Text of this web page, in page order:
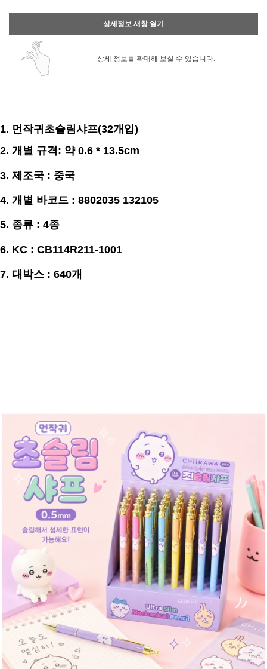
상세정보 새창 열기
상세 정보를 확대해 보실 수 있습니다.
1. 먼작귀초슬림샤프(32개입)
2. 개별 규격: 약 0.6 * 13.5cm
3. 제조국 : 중국
4. 개별 바코드 : 8802035 132105
5. 종류 : 4종
6. KC : CB114R211-1001
7. 대박스 : 640개